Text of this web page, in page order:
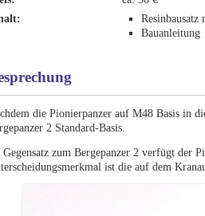
Bauanleitung
die Pionierpanzer auf M48 Basis in
2 Standard-Basis.
zum Bergepanzer 2 verfügt der
ist die auf dem